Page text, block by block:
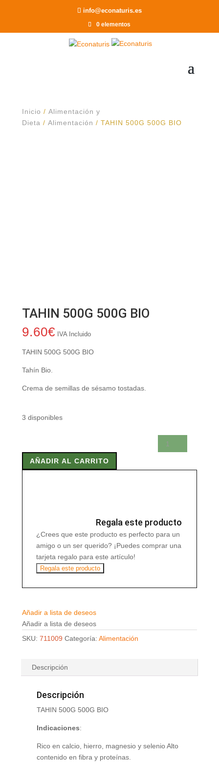
info@econaturis.es
0 elementos
Inicio / Alimentación y
Dieta / Alimentación / TAHIN 500G 500G BIO
TAHIN 500G 500G BIO
9.60€ IVA Incluido
TAHIN 500G 500G BIO
Tahín Bio.
Crema de semillas de sésamo tostadas.
3 disponibles
500G
500G
AÑADIR AL CARRITO
Regala este producto
¿Crees que este producto es perfecto para un
amigo o un ser querido? ¡Puedes comprar una
tarjeta regalo para este artículo!
Regala este producto
Añadir a lista de deseos
Añadir a lista de deseos
SKU: 711009 Categoría: Alimentación
Descripción
Descripción
TAHIN 500G 500G BIO
Indicaciones:
Rico en calcio, hierro, magnesio y selenio Alto
contenido en fibra y proteínas.